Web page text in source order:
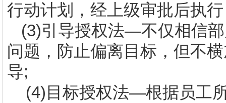
行动计划，经上级审批后执
(3)引导授权法—不仅相信
问题，防止偏离目标，但不
导;
(4)目标授权法—根据员工